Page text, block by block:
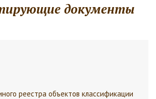
документы
реестра объектов классификации